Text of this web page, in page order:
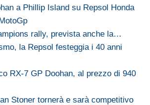
a Phillip Island su Repsol Honda
rally, prevista anche la…
la Repsol festeggia i 40 anni
RX-7 GP Doohan, al prezzo di 940
Stoner tornerà e sarà competitivo